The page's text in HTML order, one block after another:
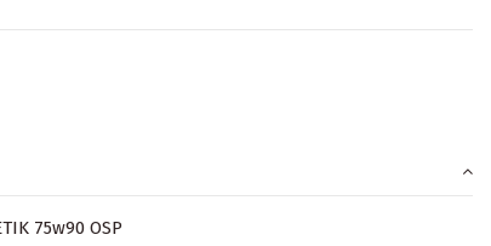
75w90 OSP